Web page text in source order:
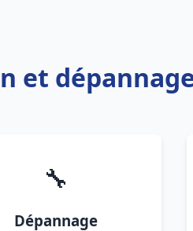
et
🔧
Dépannage